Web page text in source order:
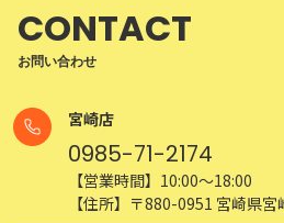
CONTACT
お問い合わせ
宮崎店
0985-71-2174
【営業時間】10:00～18:00
【住所】〒880-0951 宮崎県